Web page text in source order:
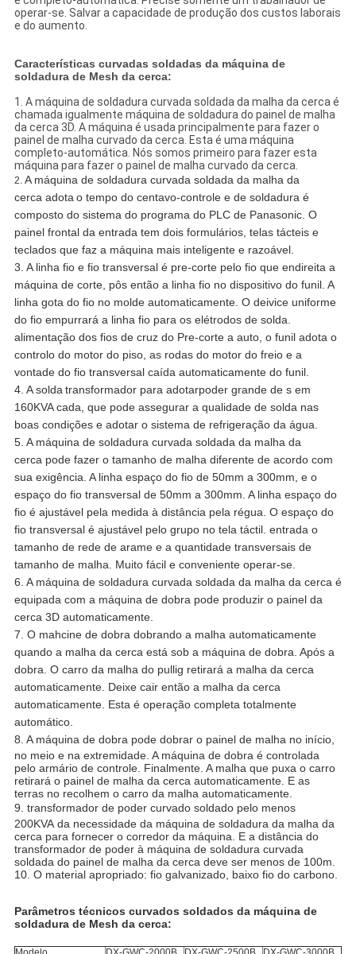
operar-se. Salvar a capacidade de produção dos custos laborais
e do aumento.
Características curvadas soldadas da máquina de
soldadura de Mesh da cerca:
1. A máquina de soldadura curvada soldada da malha da cerca é
chamada igualmente máquina de soldadura do painel de malha
da cerca 3D. A máquina é usada principalmente para fazer o
painel de malha curvado da cerca. Esta é uma máquina
completo-automática. Nós somos primeiro para fazer esta
máquina para fazer o painel de malha curvado da cerca.
2. A máquina de soldadura curvada soldada da malha da
cerca adotao tempo do centavo-controle e de soldadura é
composto do sistema do programa do PLC de Panasonic. O
painel frontal da entrada tem dois formulários, telas tácteis e
teclados que faz a máquina mais inteligente e razoável.
3. A linha fio e fio transversal é pre-corte pelo fio que endireita a
máquina de corte, pôs então a linha fio no dispositivo do funil. A
linha gota do fio no molde automaticamente. O deivice uniforme
do fio empurrará a linha fio para os elétrodos de solda.
alimentação dos fios de cruz do Pre-corte a auto, o funil adota o
controlo do motor do piso, as rodas do motor do freio e a
vontade do fio transversal caída automaticamente do funil.
4. A soldatransformador para adotarpoder grande de s em
160KVA cada, que pode assegurar a qualidade de solda nas
boas condições e adotar o sistema de refrigeração da água.
5. A máquina de soldadura curvada soldada da malha da
cerca pode fazer o tamanho de malha diferente de acordo com
sua exigência. A linha espaço do fio de 50mm a 300mm, e o
espaço do fio transversal de 50mm a 300mm. A linha espaço do
fio é ajustável pela medida à distância pela régua. O espaço do
fio transversal é ajustável pelo grupo no tela táctil. entrada o
tamanho de rede de arame e a quantidade transversais de
tamanho de malha. Muito fácil e conveniente operar-se.
6. A máquina de soldadura curvada soldada da malha da cerca é
equipada com a máquina de dobra pode produzir o painel da
cerca 3D automaticamente.
7. O mahcine de dobra dobrando a malha automaticamente
quando a malha da cerca está sob a máquina de dobra. Após a
dobra. O carro da malha do pullig retirará a malha da cerca
automaticamente. Deixe cair então a malha da cerca
automaticamente. Esta é operação completa totalmente
automático.
8. A máquina de dobra pode dobrar o painel de malha no início,
no meio e na extremidade. A máquina de dobra é controlada
pelo armário de controle. Finalmente. A malha que puxa o carro
retirará o painel de malha da cerca automaticamente. E as
terras no recolhem o carro da malha automaticamente.
9. transformador de poder curvado soldado pelo menos
200KVA da necessidade da máquina de soldadura da malha da
cerca para fornecer o corredor da máquina. E a distância do
transformador de poder à máquina de soldadura curvada
soldada do painel de malha da cerca deve ser menos de 100m.
10. O material apropriado: fio galvanizado, baixo fio do carbono.
Parâmetros técnicos curvados soldados da máquina de
soldadura de Mesh da cerca: